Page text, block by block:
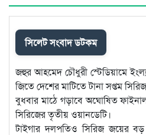
সিলেট সংবাদ ডটকম
জহুর আহমেদ চৌধুরী স্টেডিয়ামে
জিতে দেশের মাটিতে টানা সপ্তম
বুধবার মাঠে গড়াবে অঘোষিত
সিরিজের তৃতীয় ওয়ানডেটি।
টাইগার দলপতিও সিরিজ জয়ের